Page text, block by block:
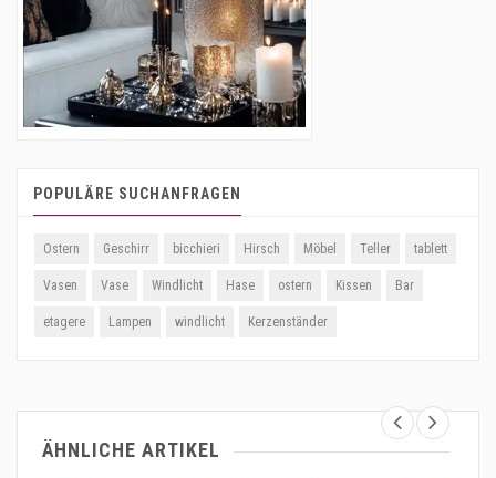
POPULÄRE SUCHANFRAGEN
Ostern Geschirr bicchieri Hirsch Möbel Teller tablett
Vasen Vase Windlicht Hase ostern Kissen Bar
etagere Lampen windlicht Kerzenständer
ÄHNLICHE ARTIKEL